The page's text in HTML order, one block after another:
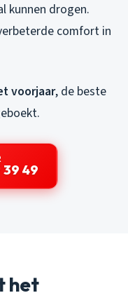
kunnen drogen.
comfort in
voorjaar, de beste
39 49
het